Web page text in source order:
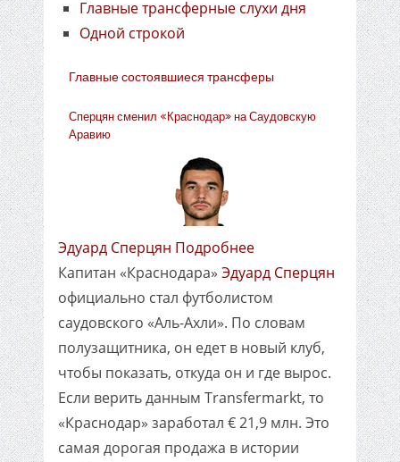
Главные трансферные слухи дня
Одной строкой
Главные состоявшиеся трансферы
Сперцян сменил «Краснодар» на Саудовскую
Аравию
Эдуард Сперцян Подробнее
Капитан «Краснодара» Эдуард Сперцян
официально стал футболистом
саудовского «Аль-Ахли». По словам
полузащитника, он едет в новый клуб,
чтобы показать, откуда он и где вырос.
Если верить данным Transfermarkt, то
«Краснодар» заработал € 21,9 млн. Это
самая дорогая продажа в истории